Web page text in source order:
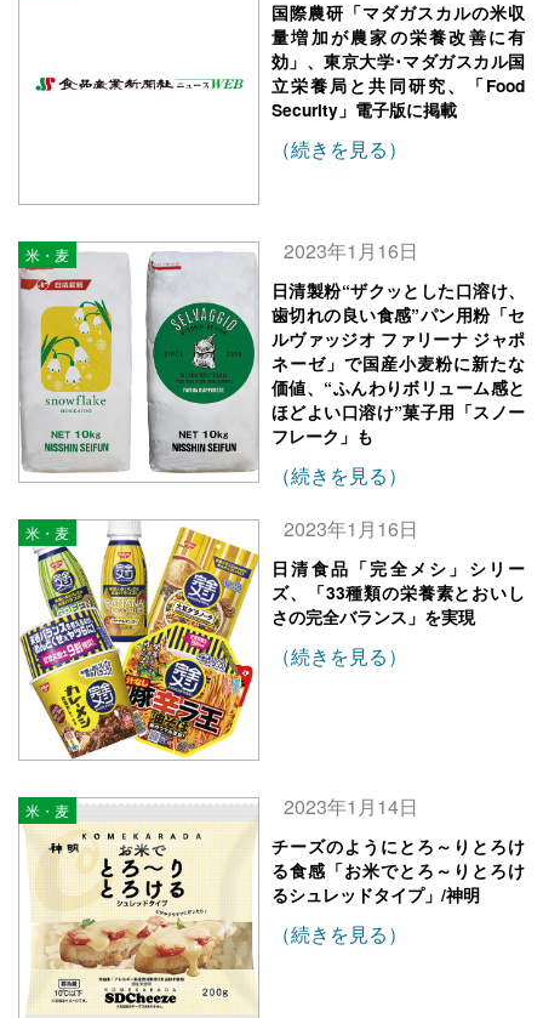
国際農研「マダガスカルの米収
量増加が農家の栄養改善に有
効」、東京大学･マダガスカル国
立栄養局と共同研究、「Food
Security」電子版に掲載
（続きを見る）
米・麦 2023年1月16日
日清製粉“ザクッとした口溶け、
歯切れの良い食感”パン用粉「セ
ルヴァッジオ ファリーナ ジャポ
ネーゼ」で国産小麦粉に新たな
価値、“ふんわりボリューム感と
ほどよい口溶け”菓子用「スノー
フレーク」も
（続きを見る）
米・麦 2023年1月16日
日清食品「完全メシ」シリー
ズ、「33種類の栄養素とおいし
さの完全バランス」を実現
（続きを見る）
米・麦 2023年1月14日
チーズのようにとろ～りとろけ
る食感「お米でとろ～りとろけ
るシュレッドタイプ」/神明
（続きを見る）